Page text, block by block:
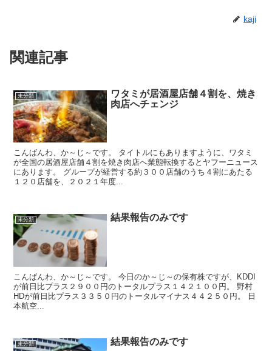
kaji
関連記事
未分類
ワタミが居酒屋店舗４割を、焼き
肉店へチェンジ
こんばんわ、か～じ～です。 タイトルにもありますように、ワタミ
が全国の居酒屋店舗４割を焼き肉店へ業態転換するとヤフーニュース
にあります。 グループが経営する約３００店舗のうち４割にあたる
１２０店舗を、２０２１年度...
未分類 結果報告のみです
こんばんわ、か～じ～です。 今日のか～じ～の保有株ですが、KDDI
が前日比プラス２９００円のトータルプラス１４２１００円。 野村
HDが前日比プラス３３５０円のトータルマイナス４４２５０円。 日
本航空...
未分類 結果報告のみです